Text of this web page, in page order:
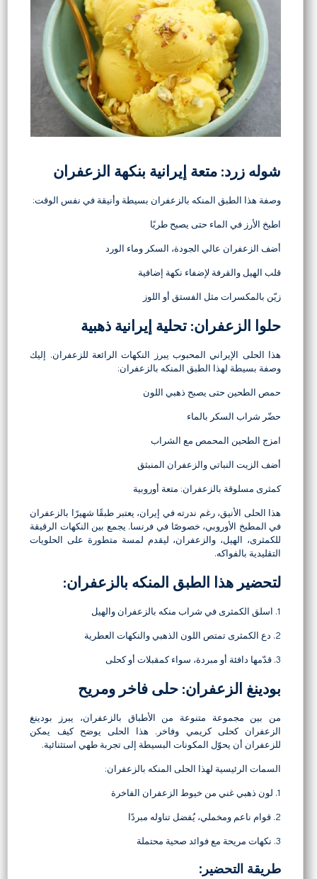
شوله زرد: متعة إيرانية بنكهة الزعفران
وصفة هذا الطبق المنكه بالزعفران بسيطة وأنيقة في نفس الوقت:
اطبخ الأرز في الماء حتى يصبح طريًا
أضف الزعفران عالي الجودة، السكر وماء الورد
قلب الهيل والقرفة لإضفاء نكهة إضافية
زيّن بالمكسرات مثل الفستق أو اللوز
حلوا الزعفران: تحلية إيرانية ذهبية
هذا الحلى الإيراني المحبوب يبرز النكهات الرائعة للزعفران. إليك
وصفة بسيطة لهذا الطبق المنكه بالزعفران:
حمص الطحين حتى يصبح ذهبي اللون
حضّر شراب السكر بالماء
امزج الطحين المحمص مع الشراب
أضف الزيت النباتي والزعفران المنبثق
كمثرى مسلوقة بالزعفران: متعة أوروبية
هذا الحلى الأنيق، رغم ندرته في إيران، يعتبر طبقًا شهيرًا بالزعفران
في المطبخ الأوروبي، خصوصًا في فرنسا. يجمع بين النكهات الرقيقة
للكمثرى، الهيل، والزعفران، ليقدم لمسة متطورة على الحلويات
التقليدية بالفواكه.
لتحضير هذا الطبق المنكه بالزعفران:
1. اسلق الكمثرى في شراب منكه بالزعفران والهيل
2. دع الكمثرى تمتص اللون الذهبي والنكهات العطرية
3. قدّمها دافئة أو مبردة، سواء كمقبلات أو كحلى
بودينغ الزعفران: حلى فاخر ومريح
من بين مجموعة متنوعة من الأطباق بالزعفران، يبرز بودينغ
الزعفران كحلى كريمي وفاخر. هذا الحلى يوضح كيف يمكن
للزعفران أن يحوّل المكونات البسيطة إلى تجربة طهي استثنائية.
السمات الرئيسية لهذا الحلى المنكه بالزعفران:
1. لون ذهبي غني من خيوط الزعفران الفاخرة
2. قوام ناعم ومخملي، يُفضل تناوله مبردًا
3. نكهات مريحة مع فوائد صحية محتملة
طريقة التحضير: